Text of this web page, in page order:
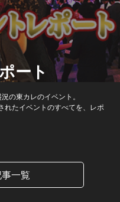
ート
の東カレのイベント。
れたイベントのすべてを、レポ
一覧